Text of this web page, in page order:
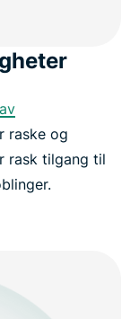
raske og
rask tilgang til